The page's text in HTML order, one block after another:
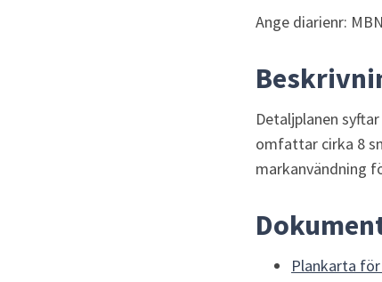
Ange diarienr:
Detaljplanen
omfattar cirka 8
markanvändning
Plankarta